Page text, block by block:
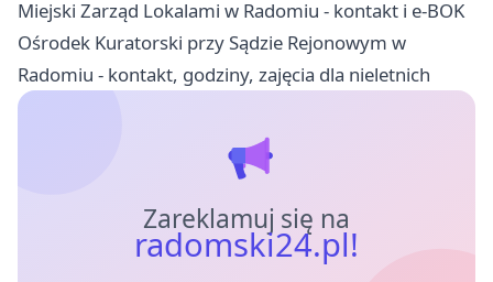
Miejski Zarząd Lokalami w Radomiu - kontakt i e-BOK
Ośrodek Kuratorski przy Sądzie Rejonowym w
Radomiu - kontakt, godziny, zajęcia dla nieletnich
Zareklamuj się na
radomski24.pl!